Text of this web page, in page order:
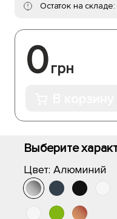
Остаток на складе:
0грн
Выберите
Цвет: Алюминий